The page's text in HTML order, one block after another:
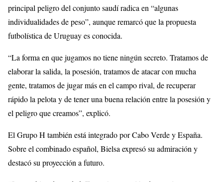
principal peligro del conjunto saudí radica en “algunas
individualidades de peso”, aunque remarcó que la propuesta
futbolística de Uruguay es conocida.
“La forma en que jugamos no tiene ningún secreto. Tratamos de
elaborar la salida, la posesión, tratamos de atacar con mucha
gente, tratamos de jugar más en el campo rival, de recuperar
rápido la pelota y de tener una buena relación entre la posesión y
el peligro que creamos”, explicó.
El Grupo H también está integrado por Cabo Verde y España.
Sobre el combinado español, Bielsa expresó su admiración y
destacó su proyección a futuro.